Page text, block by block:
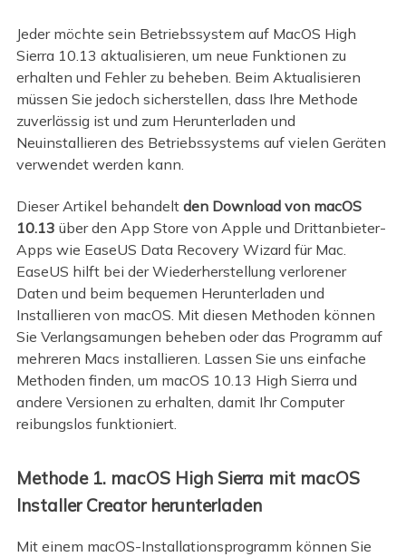
Jeder möchte sein Betriebssystem auf MacOS High
Sierra 10.13 aktualisieren, um neue Funktionen zu
erhalten und Fehler zu beheben. Beim Aktualisieren
müssen Sie jedoch sicherstellen, dass Ihre Methode
zuverlässig ist und zum Herunterladen und
Neuinstallieren des Betriebssystems auf vielen Geräten
verwendet werden kann.
Dieser Artikel behandelt den Download von macOS
10.13 über den App Store von Apple und Drittanbieter-
Apps wie EaseUS Data Recovery Wizard für Mac.
EaseUS hilft bei der Wiederherstellung verlorener
Daten und beim bequemen Herunterladen und
Installieren von macOS. Mit diesen Methoden können
Sie Verlangsamungen beheben oder das Programm auf
mehreren Macs installieren. Lassen Sie uns einfache
Methoden finden, um macOS 10.13 High Sierra und
andere Versionen zu erhalten, damit Ihr Computer
reibungslos funktioniert.
Methode 1. macOS High Sierra mit macOS
Installer Creator herunterladen
Mit einem macOS-Installationsprogramm können Sie